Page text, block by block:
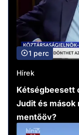
1 perc
Hírek
Kétségbeesett
Judit és mások
mentőöv?